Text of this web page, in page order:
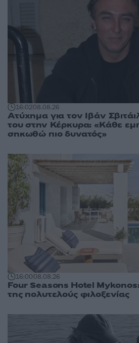
16:0208.08.26
Ατύχημα για τον Ιβάν
του στην Κέρκυρα: «Κάθε
σηκωθώ πιο δυνατός»
16:0008.08.26
Four Seasons Hotel
της πολυτελούς φιλοξενίας